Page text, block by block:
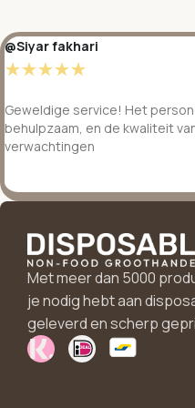
@Siyar fakhari
☆☆☆☆☆
Geweldige service! Het
behulpzaam, en de kwaliteit
verwachtingen
Met meer dan 5000
je nodig hebt aan
geleverd en scherp